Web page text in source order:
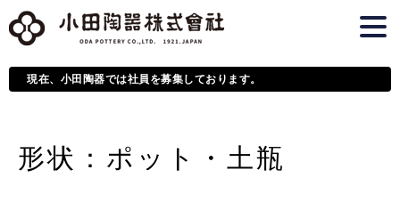
現在、小田陶器では社員を募集しております。
形状：ポット・土瓶